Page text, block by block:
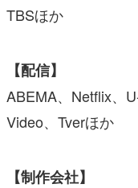
TBSほか
【配信】
ABEMA、Netflix、
Video、Tverほか
【制作会社】